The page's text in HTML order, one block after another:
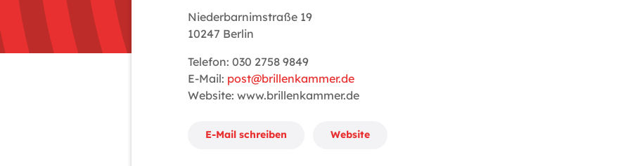
Niederbarnimstraße 19
10247 Berlin
Telefon: 030 2758 9849
E-Mail: post@brillenkammer.de
Website: www.brillenkammer.de
E-Mail schreiben Website